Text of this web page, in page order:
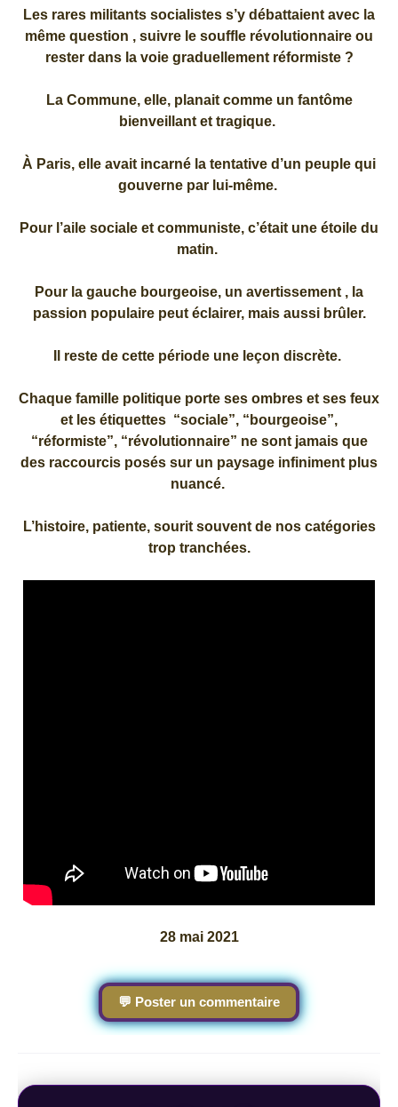
Les rares militants socialistes s’y débattaient avec la
même question , suivre le souffle révolutionnaire ou
rester dans la voie graduellement réformiste ?
La Commune, elle, planait comme un fantôme
bienveillant et tragique.
À Paris, elle avait incarné la tentative d’un peuple qui
gouverne par lui-même.
Pour l’aile sociale et communiste, c’était une étoile du
matin.
Pour la gauche bourgeoise, un avertissement , la
passion populaire peut éclairer, mais aussi brûler.
Il reste de cette période une leçon discrète.
Chaque famille politique porte ses ombres et ses feux
et les étiquettes “sociale”, “bourgeoise”,
“réformiste”, “révolutionnaire” ne sont jamais que
des raccourcis posés sur un paysage infiniment plus
nuancé.
L’histoire, patiente, sourit souvent de nos catégories
trop tranchées.
28 mai 2021
💬 Poster un commentaire